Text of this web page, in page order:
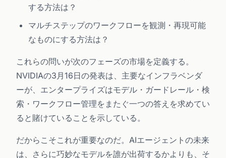
する方法は？
マルチステップのワークフローを観測・再現可能
なものにする方法は？
これらの問いが次のフェーズの市場を定義する。
NVIDIAの3月16日の発表は、主要なインフラベンダ
ーが、エンタープライズはモデル・ガードレール・検
索・ワークフロー管理をまたぐ一つの答えを求めてい
ると賭けていることを示している。
だからこそこれが重要なのだ。AIエージェントの未来
は、さらに巧妙なモデルを誰が出荷するかよりも、そ